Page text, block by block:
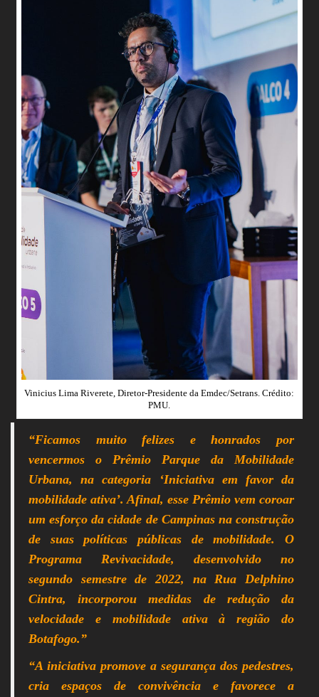
Vinicius Lima Riverete, Diretor-Presidente da Emdec/Setrans. Crédito:
PMU.
“Ficamos muito felizes e honrados por
vencermos o Prêmio Parque da Mobilidade
Urbana, na categoria ‘Iniciativa em favor da
mobilidade ativa’. Afinal, esse Prêmio vem coroar
um esforço da cidade de Campinas na construção
de suas políticas públicas de mobilidade. O
Programa Revivacidade, desenvolvido no
segundo semestre de 2022, na Rua Delphino
Cintra, incorporou medidas de redução da
velocidade e mobilidade ativa à região do
Botafogo.”
“A iniciativa promove a segurança dos pedestres,
cria espaços de convivência e favorece a